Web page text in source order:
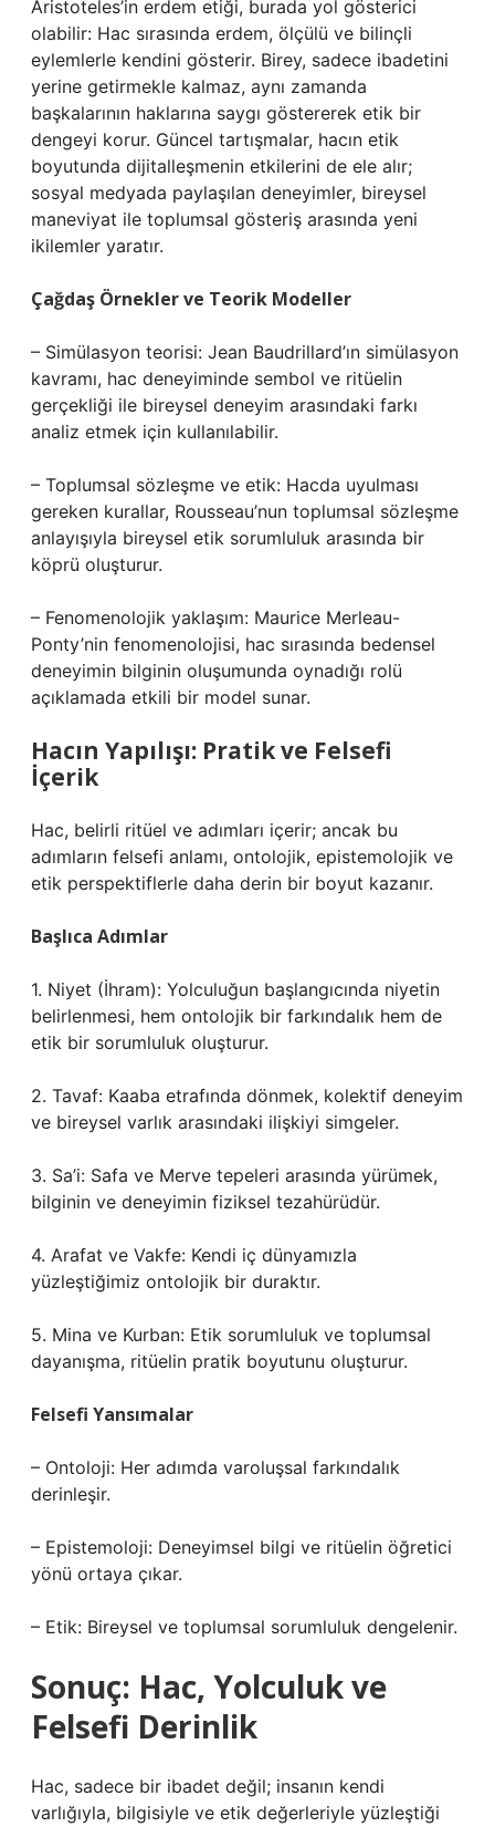
Aristoteles’in erdem etiği, burada yol gösterici
olabilir: Hac sırasında erdem, ölçülü ve bilinçli
eylemlerle kendini gösterir. Birey, sadece ibadetini
yerine getirmekle kalmaz, aynı zamanda
başkalarının haklarına saygı göstererek etik bir
dengeyi korur. Güncel tartışmalar, hacın etik
boyutunda dijitalleşmenin etkilerini de ele alır;
sosyal medyada paylaşılan deneyimler, bireysel
maneviyat ile toplumsal gösteriş arasında yeni
ikilemler yaratır.
Çağdaş Örnekler ve Teorik Modeller
– Simülasyon teorisi: Jean Baudrillard’ın simülasyon
kavramı, hac deneyiminde sembol ve ritüelin
gerçekliği ile bireysel deneyim arasındaki farkı
analiz etmek için kullanılabilir.
– Toplumsal sözleşme ve etik: Hacda uyulması
gereken kurallar, Rousseau’nun toplumsal sözleşme
anlayışıyla bireysel etik sorumluluk arasında bir
köprü oluşturur.
– Fenomenolojik yaklaşım: Maurice Merleau-
Ponty’nin fenomenolojisi, hac sırasında bedensel
deneyimin bilginin oluşumunda oynadığı rolü
açıklamada etkili bir model sunar.
Hacın Yapılışı: Pratik ve Felsefi
İçerik
Hac, belirli ritüel ve adımları içerir; ancak bu
adımların felsefi anlamı, ontolojik, epistemolojik ve
etik perspektiflerle daha derin bir boyut kazanır.
Başlıca Adımlar
1. Niyet (İhram): Yolculuğun başlangıcında niyetin
belirlenmesi, hem ontolojik bir farkındalık hem de
etik bir sorumluluk oluşturur.
2. Tavaf: Kaaba etrafında dönmek, kolektif deneyim
ve bireysel varlık arasındaki ilişkiyi simgeler.
3. Sa’i: Safa ve Merve tepeleri arasında yürümek,
bilginin ve deneyimin fiziksel tezahürüdür.
4. Arafat ve Vakfe: Kendi iç dünyamızla
yüzleştiğimiz ontolojik bir duraktır.
5. Mina ve Kurban: Etik sorumluluk ve toplumsal
dayanışma, ritüelin pratik boyutunu oluşturur.
Felsefi Yansımalar
– Ontoloji: Her adımda varoluşsal farkındalık
derinleşir.
– Epistemoloji: Deneyimsel bilgi ve ritüelin öğretici
yönü ortaya çıkar.
– Etik: Bireysel ve toplumsal sorumluluk dengelenir.
Sonuç: Hac, Yolculuk ve
Felsefi Derinlik
Hac, sadece bir ibadet değil; insanın kendi
varlığıyla, bilgisiyle ve etik değerleriyle yüzleştiği